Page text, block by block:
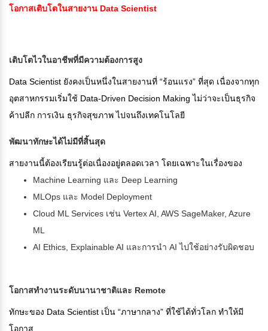
โอกาสเติบโตในสายงาน Data Scientist
เติบโตไวในอาชีพที่มีความต้องการสูง
Data Scientist ยังคงเป็นหนึ่งในสายงานที่ “ร้อนแรง” ที่สุด เนื่องจากทุก
อุตสาหกรรมเริ่มใช้ Data-Driven Decision Making ไม่ว่าจะเป็นธุรกิจ
ค้าปลีก การเงิน ธุรกิจสุขภาพ ไปจนถึงเทคโนโลยี
พัฒนาทักษะได้ไม่มีที่สิ้นสุด
สายงานนี้ต้องเรียนรู้ต่อเนื่องอยู่ตลอดเวลา โดยเฉพาะในเรื่องของ
Machine Learning และ Deep Learning
MLOps และ Model Deployment
Cloud ML Services เช่น Vertex AI, AWS SageMaker, Azure
ML
AI Ethics, Explainable AI และการนำ AI ไปใช้อย่างรับผิดชอบ
โอกาสทำงานระดับนานาชาติและ Remote
ทักษะของ Data Scientist เป็น “ภาษากลาง” ที่ใช้ได้ทั่วโลก ทำให้มี
โอกาส